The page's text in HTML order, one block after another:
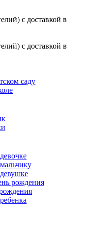
саду
рождения